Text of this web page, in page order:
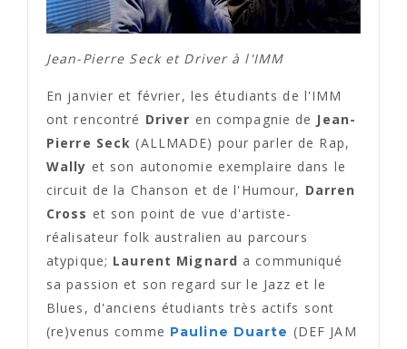
Jean-Pierre Seck et Driver à l'IMM
En janvier et février, les étudiants de l'IMM
ont rencontré Driver en compagnie de Jean-
Pierre Seck (ALLMADE) pour parler de Rap,
Wally et son autonomie exemplaire dans le
circuit de la Chanson et de l'Humour, Darren
Cross et son point de vue d'artiste-
réalisateur folk australien au parcours
atypique; Laurent Mignard a communiqué
sa passion et son regard sur le Jazz et le
Blues, d'anciens étudiants très actifs sont
(re)venus comme Pauline Duarte (DEF JAM